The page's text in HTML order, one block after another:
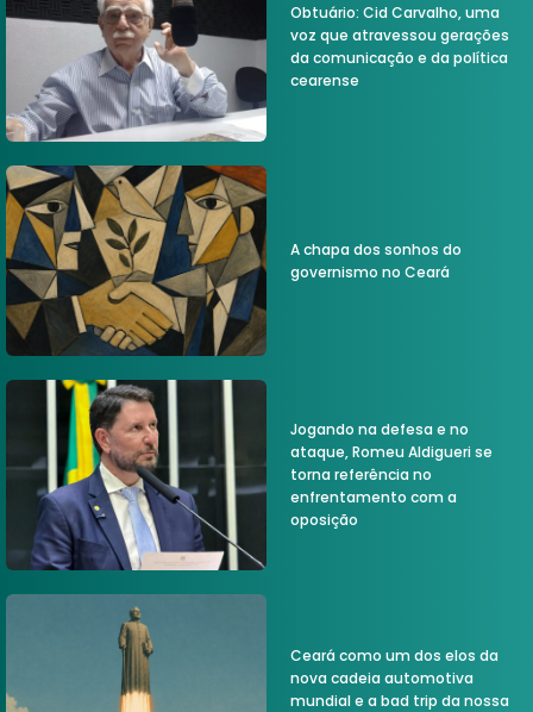
Obtuário: Cid Carvalho, uma
voz que atravessou gerações
da comunicação e da política
cearense
A chapa dos sonhos do
governismo no Ceará
Jogando na defesa e no
ataque, Romeu Aldigueri se
torna referência no
enfrentamento com a
oposição
Ceará como um dos elos da
nova cadeia automotiva
mundial e a bad trip da nossa